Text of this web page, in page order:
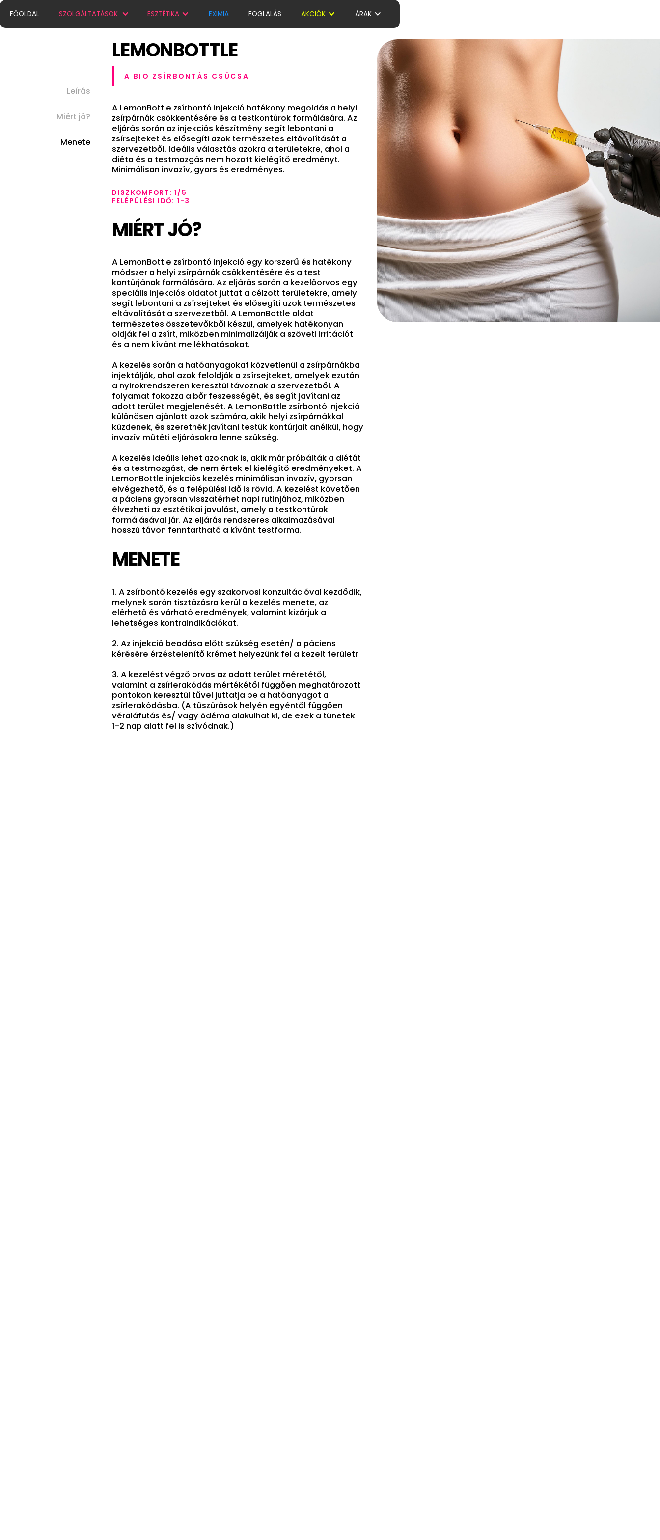
FŐOLDAL SZOLGÁLTATÁSOK ESZTÉTIKA EXIMIA FOGLALÁS AKCIÓK ÁRAK
Leírás
Miért jó?
Menete
LEMONBOTTLE
A BIO ZSÍRBONTÁS CSÚCSA
A LemonBottle zsírbontó injekció hatékony megoldás a helyi
zsírpárnák csökkentésére és a testkontúrok formálására. Az
eljárás során az injekciós készítmény segít lebontani a
zsírsejteket és elősegíti azok természetes eltávolítását a
szervezetből. Ideális választás azokra a területekre, ahol a
diéta és a testmozgás nem hozott kielégítő eredményt.
Minimálisan invazív, gyors és eredményes.
DISZKOMFORT: 1/5
FELÉPÜLÉSI IDŐ: 1-3
MIÉRT JÓ?
A LemonBottle zsírbontó injekció egy korszerű és hatékony
módszer a helyi zsírpárnák csökkentésére és a test
kontúrjának formálására. Az eljárás során a kezelőorvos egy
speciális injekciós oldatot juttat a célzott területekre, amely
segít lebontani a zsírsejteket és elősegíti azok természetes
eltávolítását a szervezetből. A LemonBottle oldat
természetes összetevőkből készül, amelyek hatékonyan
oldják fel a zsírt, miközben minimalizálják a szöveti irritációt
és a nem kívánt mellékhatásokat.
A kezelés során a hatóanyagokat közvetlenül a zsírpárnákba
injektálják, ahol azok feloldják a zsírsejteket, amelyek ezután
a nyirokrendszeren keresztül távoznak a szervezetből. A
folyamat fokozza a bőr feszességét, és segít javítani az
adott terület megjelenését. A LemonBottle zsírbontó injekció
különösen ajánlott azok számára, akik helyi zsírpárnákkal
küzdenek, és szeretnék javítani testük kontúrjait anélkül, hogy
invazív műtéti eljárásokra lenne szükség.
A kezelés ideális lehet azoknak is, akik már próbálták a diétát
és a testmozgást, de nem értek el kielégítő eredményeket. A
LemonBottle injekciós kezelés minimálisan invazív, gyorsan
elvégezhető, és a felépülési idő is rövid. A kezelést követően
a páciens gyorsan visszatérhet napi rutinjához, miközben
élvezheti az esztétikai javulást, amely a testkontúrok
formálásával jár. Az eljárás rendszeres alkalmazásával
hosszú távon fenntartható a kívánt testforma.
MENETE
1. A zsírbontó kezelés egy szakorvosi konzultációval kezdődik,
melynek során tisztázásra kerül a kezelés menete, az
elérhető és várható eredmények, valamint kizárjuk a
lehetséges kontraindikációkat.
2. Az injekció beadása előtt szükség esetén/ a páciens
kérésére érzéstelenítő krémet helyezünk fel a kezelt területr
3. A kezelést végző orvos az adott terület méretétől,
valamint a zsírlerakódás mértékétől függően meghatározott
pontokon keresztül tűvel juttatja be a hatóanyagot a
zsírlerakódásba. (A tűszúrások helyén egyéntől függően
véraláfutás és/ vagy ödéma alakulhat ki, de ezek a tünetek
1-2 nap alatt fel is szívódnak.)